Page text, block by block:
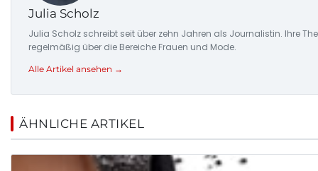
Julia Scholz
Julia Scholz schreibt seit über zehn Jahren als Journalistin. Ihre
regelmäßig über die Bereiche Frauen und Mode.
Alle Artikel ansehen →
ÄHNLICHE ARTIKEL